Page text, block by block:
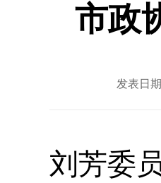
市政
发表日
刘芳委